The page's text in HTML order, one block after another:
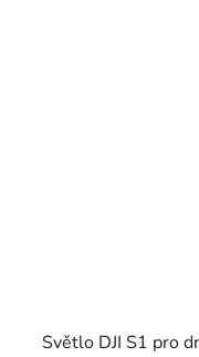
Světlo DJI S1 pro